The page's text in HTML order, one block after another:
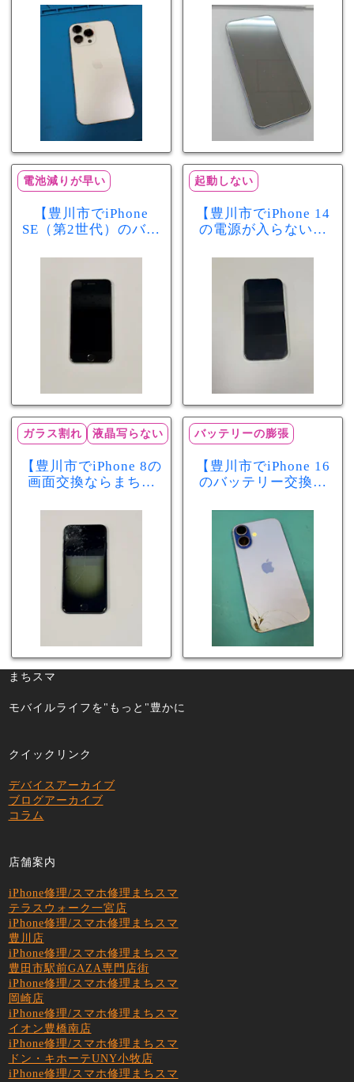
が早い症状も当日90
分で改善
修理！データそのま
まで復旧しました
電池減りが早い
【豊川市でiPhone
SE（第2世代）のバッ
スマ豊川店】電池の
減りが早い症状も当
起動しない
【豊川市でiPhone 14
の電源が入らない修
店】バッテリー交換
で復旧するケースも
あります！
ガラス割れ 液晶写らない
【豊川市でiPhone 8の
画面交換ならまちス
れ・液晶不良も当日
60分で修理可能！
バッテリーの膨張
【豊川市でiPhone 16
のバッテリー交換な
少し膨張したバッテ
リーも当日90分で安
心修理！
まちスマ
モバイルライフを"もっと"豊かに
クイックリンク
デバイスアーカイブ
ブログアーカイブ
コラム
店舗案内
iPhone修理/スマホ修理まちスマ
テラスウォーク一宮店
iPhone修理/スマホ修理まちスマ
豊川店
iPhone修理/スマホ修理まちスマ
豊田市駅前GAZA専門店街
iPhone修理/スマホ修理まちスマ
岡崎店
iPhone修理/スマホ修理まちスマ
イオン豊橋南店
iPhone修理/スマホ修理まちスマ
ドン・キホーテUNY小牧店
iPhone修理/スマホ修理まちスマ